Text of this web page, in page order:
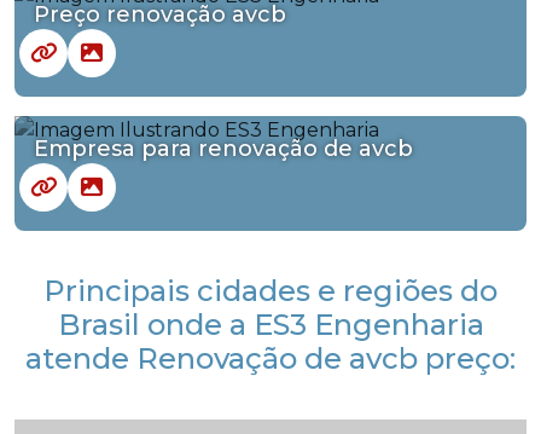
Preço renovação avcb
Empresa para renovação de avcb
Principais cidades e regiões do
Brasil onde a ES3 Engenharia
atende Renovação de avcb preço: